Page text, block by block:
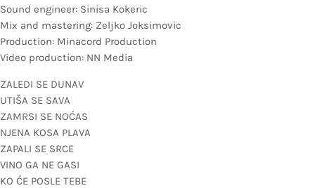
Sound engineer: Sinisa Kokeric
Mix and mastering: Zeljko Joksimovic
Production: Minacord Production
Video production: NN Media
ZALEDI SE DUNAV
UTIŠA SE SAVA
ZAMRSI SE NOĆAS
NJENA KOSA PLAVA
ZAPALI SE SRCE
VINO GA NE GASI
KO ĆE POSLE TEBE